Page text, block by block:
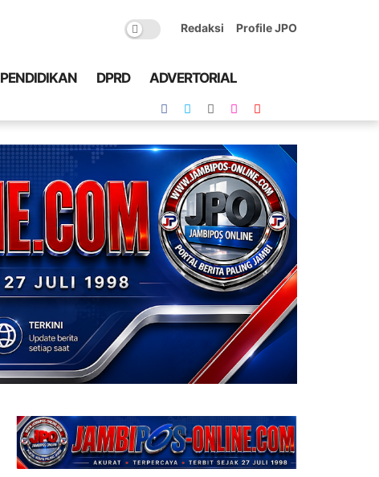
Redaksi Profile JPO
PENDIDIKAN DPRD ADVERTORIAL